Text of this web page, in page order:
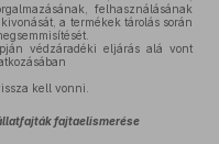
felhasználásának
a termékek tárolás során
védzáradéki eljárás alá vont
kell vonni.
fajtaelismerése